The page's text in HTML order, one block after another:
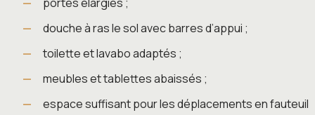
douche à ras le sol avec barres d’appui ;
toilette et lavabo adaptés ;
meubles et tablettes abaissés ;
espace suffisant pour les déplacements en fauteuil